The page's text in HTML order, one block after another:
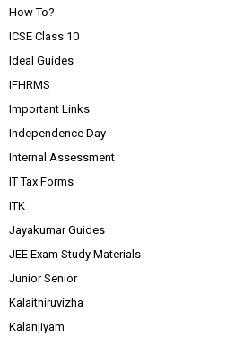
How To?
ICSE Class 10
Ideal Guides
IFHRMS
Important Links
Independence Day
Internal Assessment
IT Tax Forms
ITK
Jayakumar Guides
JEE Exam Study Materials
Junior Senior
Kalaithiruvizha
Kalanjiyam